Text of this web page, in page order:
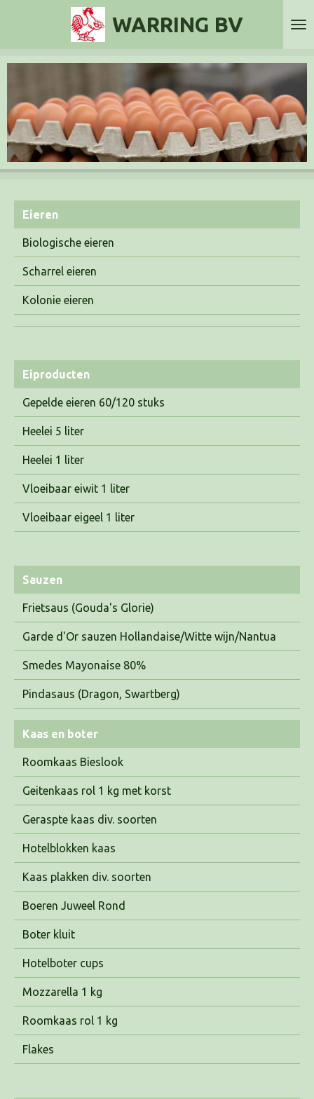
WARRING BV
Eieren
Biologische eieren
Scharrel eieren
Kolonie eieren
Eiproducten
Gepelde eieren 60/120 stuks
Heelei 5 liter
Heelei 1 liter
Vloeibaar eiwit 1 liter
Vloeibaar eigeel 1 liter
Sauzen
Frietsaus (Gouda's Glorie)
Garde d'Or sauzen Hollandaise/Witte wijn/Nantua
Smedes Mayonaise 80%
Pindasaus (Dragon, Swartberg)
Kaas en boter
Roomkaas Bieslook
Geitenkaas rol 1 kg met korst
Geraspte kaas div. soorten
Hotelblokken kaas
Kaas plakken div. soorten
Boeren Juweel Rond
Boter kluit
Hotelboter cups
Mozzarella 1 kg
Roomkaas rol 1 kg
Flakes